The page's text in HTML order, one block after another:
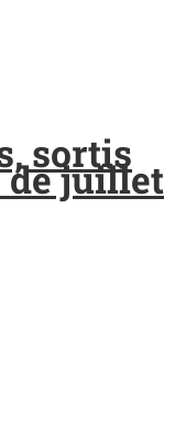
sortis
de juillet